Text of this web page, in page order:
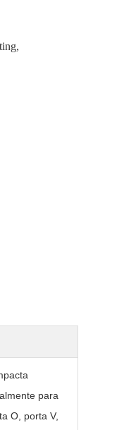
para
O, porta V,